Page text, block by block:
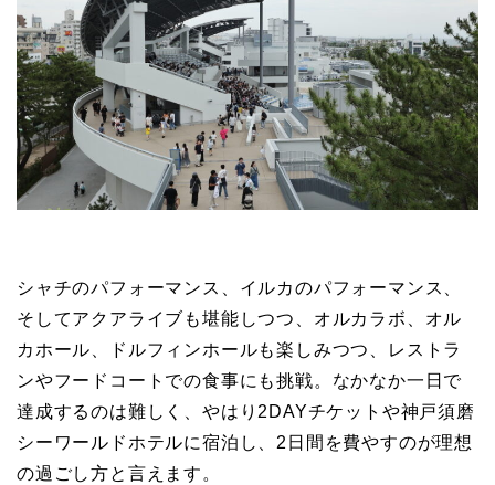
シャチのパフォーマンス、イルカのパフォーマンス、
そしてアクアライブも堪能しつつ、オルカラボ、オル
カホール、ドルフィンホールも楽しみつつ、レストラ
ンやフードコートでの食事にも挑戦。なかなか一日で
達成するのは難しく、やはり2DAYチケットや神戸須磨
シーワールドホテルに宿泊し、2日間を費やすのが理想
の過ごし方と言えます。